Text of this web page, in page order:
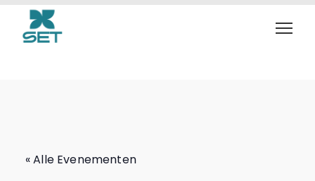
Art & Craft Cafe
« Alle Evenementen